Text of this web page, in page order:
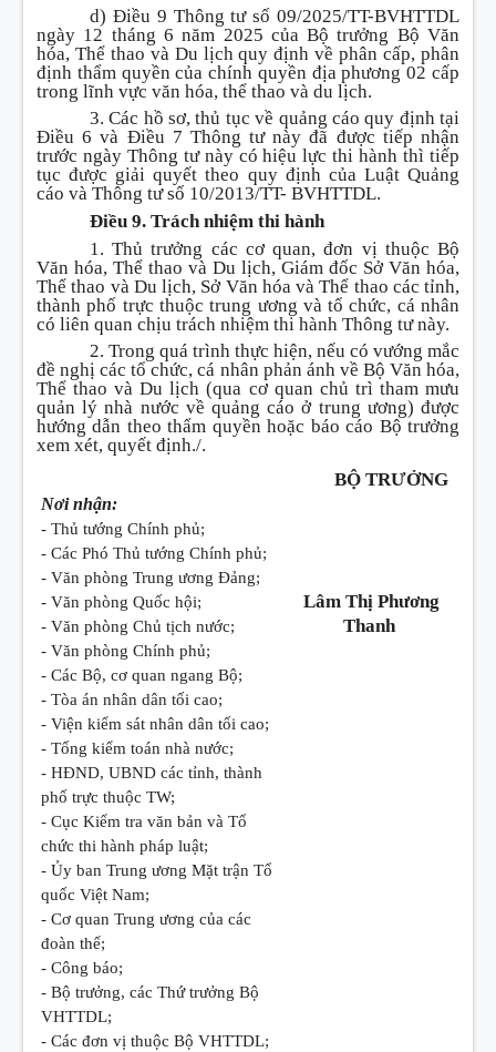
d) Điều 9 Thông tư số 09/2025/TT-BVHTTDL
ngày 12 tháng 6 năm 2025 của Bộ trưởng Bộ Văn
hóa, Thể thao và Du lịch quy định về phân cấp, phân
định thẩm quyền của chính quyền địa phương 02 cấp
trong lĩnh vực văn hóa, thể thao và du lịch.
3. Các hồ sơ, thủ tục về quảng cáo quy định tại
Điều 6 và Điều 7 Thông tư này đã được tiếp nhận
trước ngày Thông tư này có hiệu lực thi hành thì tiếp
tục được giải quyết theo quy định của Luật Quảng
cáo và Thông tư số 10/2013/TT- BVHTTDL.
Điều 9. Trách nhiệm thi hành
1. Thủ trưởng các cơ quan, đơn vị thuộc Bộ
Văn hóa, Thể thao và Du lịch, Giám đốc Sở Văn hóa,
Thể thao và Du lịch, Sở Văn hóa và Thể thao các tỉnh,
thành phố trực thuộc trung ương và tổ chức, cá nhân
có liên quan chịu trách nhiệm thi hành Thông tư này.
2. Trong quá trình thực hiện, nếu có vướng mắc
đề nghị các tổ chức, cá nhân phản ánh về Bộ Văn hóa,
Thể thao và Du lịch (qua cơ quan chủ trì tham mưu
quản lý nhà nước về quảng cáo ở trung ương) được
hướng dẫn theo thẩm quyền hoặc báo cáo Bộ trưởng
xem xét, quyết định./.
Nơi nhận:
- Thủ tướng Chính phủ;
- Các Phó Thủ tướng Chính phủ;
- Văn phòng Trung ương Đảng;
- Văn phòng Quốc hội;
- Văn phòng Chủ tịch nước;
- Văn phòng Chính phủ;
- Các Bộ, cơ quan ngang Bộ;
- Tòa án nhân dân tối cao;
- Viện kiểm sát nhân dân tối cao;
- Tổng kiểm toán nhà nước;
- HĐND, UBND các tỉnh, thành
phố trực thuộc TW;
- Cục Kiểm tra văn bản và Tổ
chức thi hành pháp luật;
- Ủy ban Trung ương Mặt trận Tổ
quốc Việt Nam;
- Cơ quan Trung ương của các
đoàn thể;
- Công báo;
- Bộ trưởng, các Thứ trưởng Bộ
VHTTDL;
- Các đơn vị thuộc Bộ VHTTDL;
BỘ TRƯỞNG
Lâm Thị Phương
Thanh